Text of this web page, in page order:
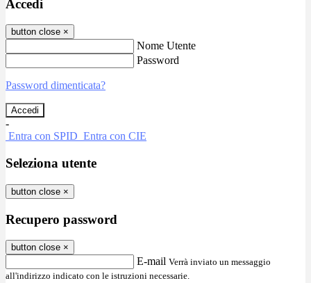
Accedi
button close ×
Nome Utente
Password
Password dimenticata?
-
Entra con SPID Entra con CIE
Seleziona utente
button close ×
Recupero password
button close ×
E-mail Verrà inviato un messaggio
all'indirizzo indicato con le istruzioni necessarie.